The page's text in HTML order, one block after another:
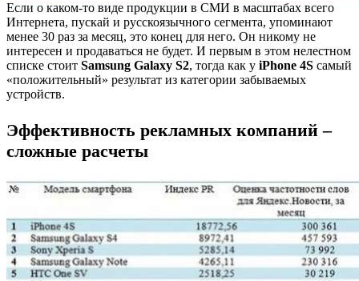
Если о каком-то виде продукции в СМИ в масштабах всего
Интернета, пускай и русскоязычного сегмента, упоминают
менее 30 раз за месяц, это конец для него. Он никому не
интересен и продаваться не будет. И первым в этом нелестном
списке стоит Samsung Galaxy S2, тогда как у iPhone 4S самый
«положительный» результат из категории забываемых
устройств.
Эффективность рекламных компаний –
сложные расчеты